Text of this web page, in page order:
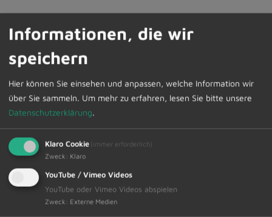
nicht für den kostenlosen Anschluss registriert haben,
können dies weiterhin über die Homepage der
Telekom erledigen (www.telekom.de/glasfaser).
Bei weiteren Fragen zum Glasfaserausbau können sie
sich auch gerne jederzeit an Herrn Günther Stauffer
Zur Übersicht
Informationen, die wir
speichern
Hier können Sie einsehen und anpassen, welche Information wir
über Sie sammeln. Um mehr zu erfahren, lesen Sie bitte unsere
Datenschutzerklärung.
Klaro Cookie (immer erforderlich)
Zweck : Klaro
YouTube / Vimeo Videos
YouTube oder Vimeo Videos abspielen
Zweck : Externe Medien